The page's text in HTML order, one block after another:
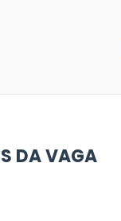
DA VAGA